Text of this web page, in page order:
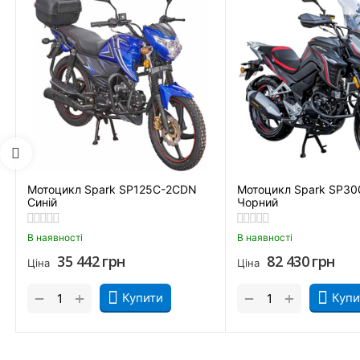
Ще одна цікава фішка байка – 6-ступенева МКПП, яка
розвивати високий крутний момент. Крім того,
Оскільки Spark SP250SC-3 чорний має досить значну
ситуації, менше перегріваються та не бояться вологи чи
Придбати Мотоцикл Spark SP250SC-3 Чорний та замовити з
Кропивницький, Рівне, Хмельницький, Кременчук, Луцьк,
Мотоцикл Spark SP125C-2CDN
Синій
В наявності
Ціна 35 442грн
Купити
+
−
Мотоцикл Spark
Чорний
В наявності
Ціна 82 430грн
+
−